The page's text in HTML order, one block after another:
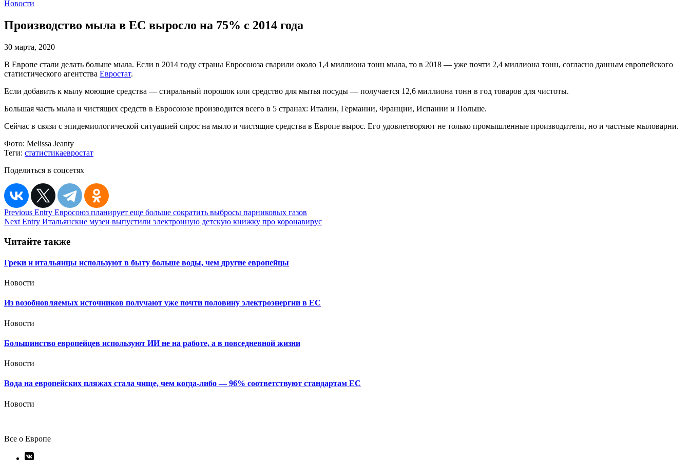
Новости
Производство мыла в ЕС выросло на 75% с 2014 года
30 марта, 2020
В Европе стали делать больше мыла. Если в 2014 году страны Евросоюза сварили около 1,4 миллиона тонн мыла, то в 2018 — уже почти 2,4 миллиона тонн, согласно данным европейского
статистического агентства Евростат.
Если добавить к мылу моющие средства — стиральный порошок или средство для мытья посуды — получается 12,6 миллиона тонн в год товаров для чистоты.
Большая часть мыла и чистящих средств в Евросоюзе производится всего в 5 странах: Италии, Германии, Франции, Испании и Польше.
Сейчас в связи с эпидемиологической ситуацией спрос на мыло и чистящие средства в Европе вырос. Его удовлетворяют не только промышленные производители, но и частные мыловарни.
Фото: Melissa Jeanty
Теги: статистикаевростат
Поделиться в соцсетях
Навигация
по
записям
Previous Entry Евросоюз планирует еще больше сократить выбросы парниковых газов
Next Entry Итальянские музеи выпустили электронную детскую книжку про коронавирус
Читайте также
Греки и итальянцы используют в быту больше воды, чем другие европейцы
Новости
Из возобновляемых источников получают уже почти половину электроэнергии в ЕС
Новости
Большинство европейцев используют ИИ не на работе, а в повседневной жизни
Новости
Вода на европейских пляжах стала чище, чем когда-либо — 96% соответствуют стандартам ЕС
Новости
Все о Европе
Элемент